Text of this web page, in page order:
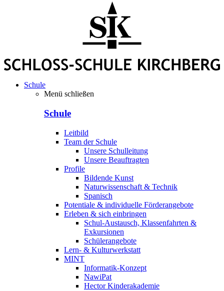
Schule
Menü schließen
Schule
Leitbild
Team der Schule
Unsere Schulleitung
Unsere Beauftragten
Profile
Bildende Kunst
Naturwissenschaft & Technik
Spanisch
Potentiale & individuelle Förderangebote
Erleben & sich einbringen
Schul-Austausch, Klassenfahrten &
Exkursionen
Schülerangebote
Lern- & Kulturwerkstatt
MINT
Informatik-Konzept
NawiPat
Hector Kinderakademie